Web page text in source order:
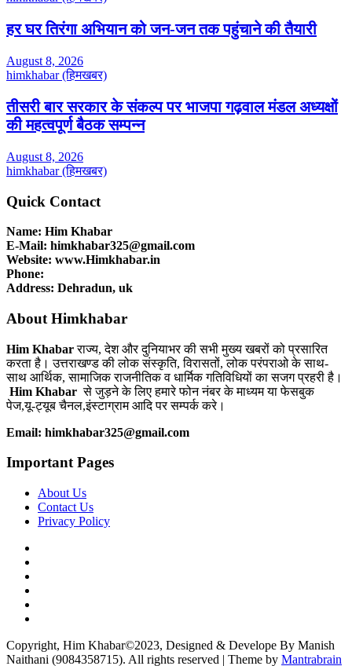
हर घर तिरंगा अभियान को जन-जन तक पहुंचाने की तैयारी
August 8, 2026
himkhabar (हिमखबर)
तीसरी बार सरकार के संकल्प पर भाजपा गढ़वाल मंडल अध्यक्षों
की महत्वपूर्ण बैठक सम्पन्न
August 8, 2026
himkhabar (हिमखबर)
Quick Contact
Name: Him Khabar
E-Mail: himkhabar325@gmail.com
Website: www.Himkhabar.in
Phone:
Address: Dehradun, uk
About Himkhabar
Him Khabarराज्य, देश और दुनियाभर की सभी मुख्य खबरों को प्रसारित
करता है। उत्तराखण्ड की लोक संस्कृति, विरासतों, लोक परंपराओ के साथ-
साथ आर्थिक, सामाजिक राजनीतिक व धार्मिक गतिविधियों का सजग प्रहरी है।
Him Khabar से जुड़ने के लिए हमारे फोन नंबर के माध्यम या फेसबुक
पेज,यू-ट्यूब चैनल,इंस्टाग्राम आदि पर सम्पर्क करे।
Email: himkhabar325@gmail.com
Important Pages
About Us
Contact Us
Privacy Policy
Copyright, Him Khabar©2023, Designed & Develope By Manish
Naithani (9084358715). All rights reserved | Theme by Mantrabrain